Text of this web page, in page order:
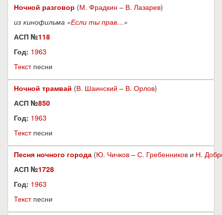
Ночной разговор (М. Фрадкин – В. Лазарев)
из кинофильма «Если ты прав…»
АСП №118
Год: 1963
Текстпесни
Ночной трамвай (В. Шаинский – В. Орлов)
АСП №850
Год: 1963
Текстпесни
Песня ночного города (Ю. Чичков – С. Гребенников и Н.
АСП №1728
Год: 1963
Текстпесни